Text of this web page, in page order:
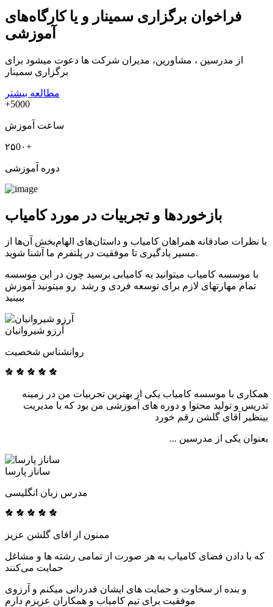
فراخوان برگزاری سمینار و یا کارگاه‌های
آموزشی
از مدرسین ، مشاورین، مدیران شرکت ها دعوت میشود برای
برگزاری سمینار
مطالعه بیشتر
+5000
ساعت آموزش
۲۵0۰+
دوره آموزشی
بازخوردها و تجربیات در مورد کامیاب
با نظرات صادقانه همراهان کامیاب و داستان‌های الهام‌بخش آن‌ها از
مسیر یادگیری تا موفقیت در پلتفرم ما آشنا شوید.
با موسسه کامیاب میتوانید به کامیابی برسید چون در این موسسه
تمام مهارتهای لازم برای توسعه فردی و رشد رو میتونید آموزش
ببینید
آرزو شیروانیان
روانشناس شخصیت
همکاری با موسسه کامیاب یکی از بهترین تجربیات من در زمینه
تدریس و تولید محتوا و دوره های آموزشی من بود که با مدیریت
بینظیر آقای گلشن رقم خورد
بعنوان یکی از مدرسین ...
ساناز پارسا
مدرس زبان انگلیسی
که با دادن فضای کامیاب به هر صورت از تمامی رشته ها و مشاغل
حمایت می‌کنند
و بنده از سخاوت و حمایت های ایشان قدردانی میکنم و آرزوی
موفقیت برای تیم کامیاب و همکاران عزیزم دارم